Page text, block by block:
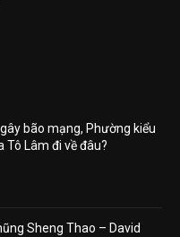
bão mạng, Phường kiểu
Tô Lâm đi về đâu?
Sheng Thao – David